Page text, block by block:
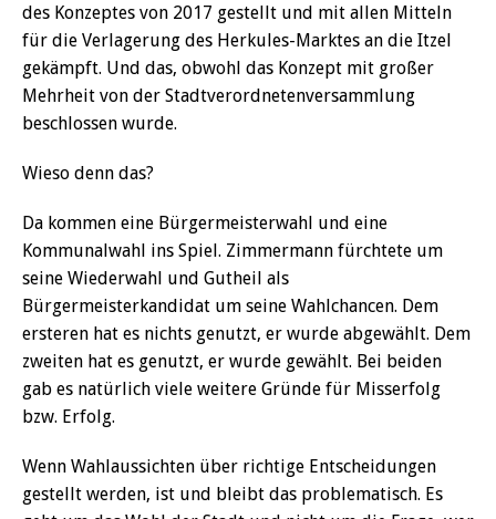
des Konzeptes von 2017 gestellt und mit allen Mitteln
für die Verlagerung des Herkules-Marktes an die Itzel
gekämpft. Und das, obwohl das Konzept mit großer
Mehrheit von der Stadtverordnetenversammlung
beschlossen wurde.
Wieso denn das?
Da kommen eine Bürgermeisterwahl und eine
Kommunalwahl ins Spiel. Zimmermann fürchtete um
seine Wiederwahl und Gutheil als
Bürgermeisterkandidat um seine Wahlchancen. Dem
ersteren hat es nichts genutzt, er wurde abgewählt. Dem
zweiten hat es genutzt, er wurde gewählt. Bei beiden
gab es natürlich viele weitere Gründe für Misserfolg
bzw. Erfolg.
Wenn Wahlaussichten über richtige Entscheidungen
gestellt werden, ist und bleibt das problematisch. Es